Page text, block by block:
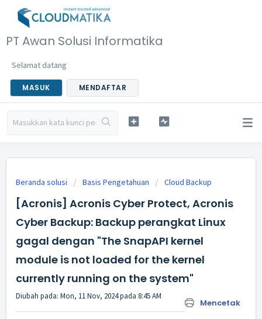
PT Awan Solusi Informatika
Selamat datang
MASUK MENDAFTAR
Beranda solusi Basis Pengetahuan Cloud Backup
[Acronis] Acronis Cyber ​​Protect, Acronis
Cyber ​​Backup: Backup perangkat Linux
gagal dengan "The SnapAPI kernel
module is not loaded for the kernel
currently running on the system"
Mencetak
Diubah pada: Mon, 11 Nov, 2024 pada 8:45 AM